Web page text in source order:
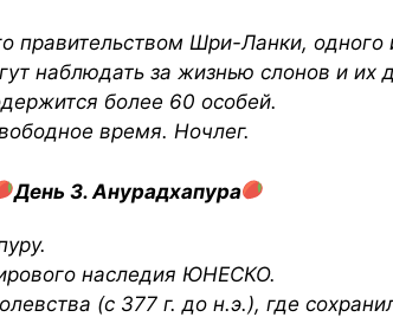
правительством Шри-Ланки,
наблюдать за жизнью слонов и
более 60 особей.
время. Ночлег.
День 3. Анурадхапура
наследия ЮНЕСКО.
(с 377 г. до н.э.), где